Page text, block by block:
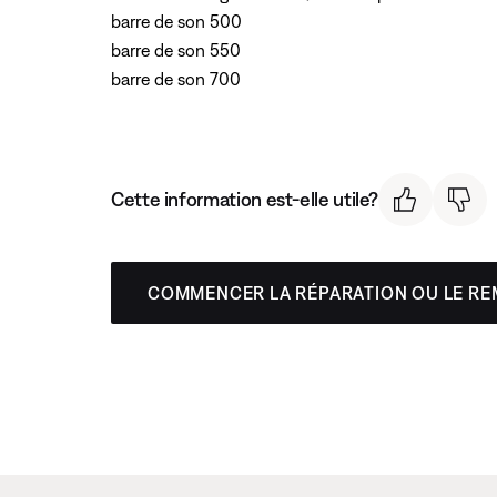
barre de son 500
barre de son 550
barre de son 700
Cette information est-elle utile?
COMMENCER LA RÉPARATION OU LE